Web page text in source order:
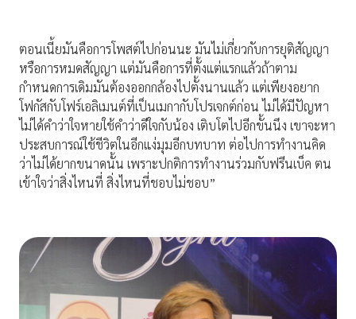
ตอนเนี้ยมันคือการโพสต์ไปก่อนนะ มันไม่เกี่ยวกับการยุติสัญญา
หรือการหมดสัญญา แต่มันคือการที่ตั้งแต่แรกแล้วถ้าตาม
กำหนดการเดิมมันต้องออกกล้องไปตั้งนานแล้ว แต่เพียงอยาก
โฟกัสกับโฟร์เอลิเมนต์ที่เป็นเมกากับโปรเจกต์ก่อน ไม่ได้มีปัญหา
ไม่ได้คำว่าใจหายใช้คำว่าดีใจกับน้อง เติบโตไปอีกขั้นนึง เขาจะหา
ประสบการณ์ใช้ชีวิตในอีกแง่มุมอีกบทบาท ต่อไปการทำงานคิด
ว่าไม่ได้ยากขนาดนั้น เพราะปกติการทำงานร่วมกับฟรีนเบ็ค ตน
เข้าใจว่าสิ่งไหนที่ สิ่งไหนที่ชอบไม่ชอบ”